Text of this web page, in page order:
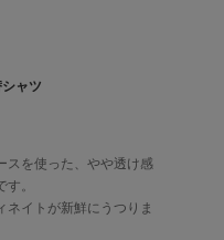
ャツ
スを使った、やや透け感
。
ネイトが新鮮にうつりま